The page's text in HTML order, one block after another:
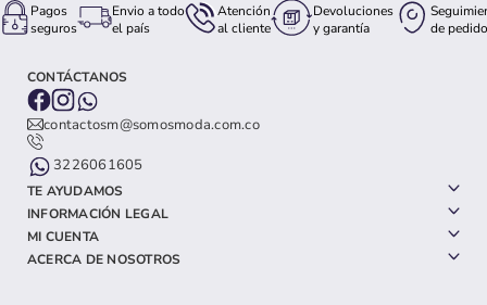
Pagos
seguros
Envio a todo
el país
Atención
al cliente
Devoluciones
y garantía
de pedido
CONTÁCTANOS
contactosm@somosmoda.com.co
3226061605
TE AYUDAMOS
INFORMACIÓN LEGAL
MI CUENTA
ACERCA DE NOSOTROS